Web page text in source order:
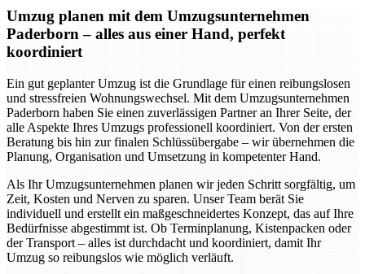
Umzug planen mit dem Umzugsunternehmen
Paderborn – alles aus einer Hand, perfekt
koordiniert
Ein gut geplanter Umzug ist die Grundlage für einen reibungslosen
und stressfreien Wohnungswechsel. Mit dem Umzugsunternehmen
Paderborn haben Sie einen zuverlässigen Partner an Ihrer Seite, der
alle Aspekte Ihres Umzugs professionell koordiniert. Von der ersten
Beratung bis hin zur finalen Schlüssübergabe – wir übernehmen die
Planung, Organisation und Umsetzung in kompetenter Hand.
Als Ihr Umzugsunternehmen planen wir jeden Schritt sorgfältig, um
Zeit, Kosten und Nerven zu sparen. Unser Team berät Sie
individuell und erstellt ein maßgeschneidertes Konzept, das auf Ihre
Bedürfnisse abgestimmt ist. Ob Terminplanung, Kistenpacken oder
der Transport – alles ist durchdacht und koordiniert, damit Ihr
Umzug so reibungslos wie möglich verläuft.